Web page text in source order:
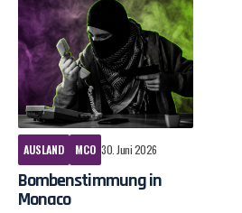
AUSLAND MCO 30. Juni 2026
Bombenstimmung in
Monaco